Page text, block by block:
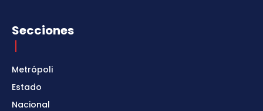
Secciones
Metrópoli
Estado
Nacional